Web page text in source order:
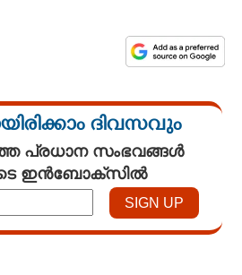
ദിവസവും
പ്രധാന സംഭവങ്ങൾ
ഇൻബോക്സിൽ